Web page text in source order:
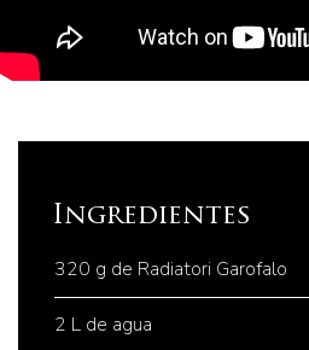
Ingredientes
320 g de Radiatori Garofalo
2 L de agua